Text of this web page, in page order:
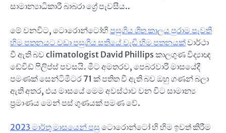
සාමාන්‍යාධිකාරී බාබරා ග්‍රේ පැවසීය..
මේ වනවිට, ටොරොන්ටෝහි පසුගිය ශීත කාලය පුරාම පැවති
හිම පතනයට වඩා පසුගිය සතියේ වැඩි හිම පතනයක්වාර්ථා
වී ඇති බව climatologist David Phillips කාලගුණ විද්‍යාඥ
ඩේවිඩ් ෆිලිප්ස් පවසයි. මීට අමතරව, පෙබරවාරි මාසයේදී
පමණක් සෙන්ටිමීටර 71 ක් පතිත වී ඇති බව ඔහු ගණන් බලා
ඇති අතර, එය මාසයේ මෙම අවස්ථාව වන විට සාමාන්‍ය
ප්‍රමාණය මෙන් පස් ගුණයක් පමණ වේ.
2023 මාර්තු මාසයෙන් පසු ටොරොන්ටෝ හි හිම ඉවත් කිරීම